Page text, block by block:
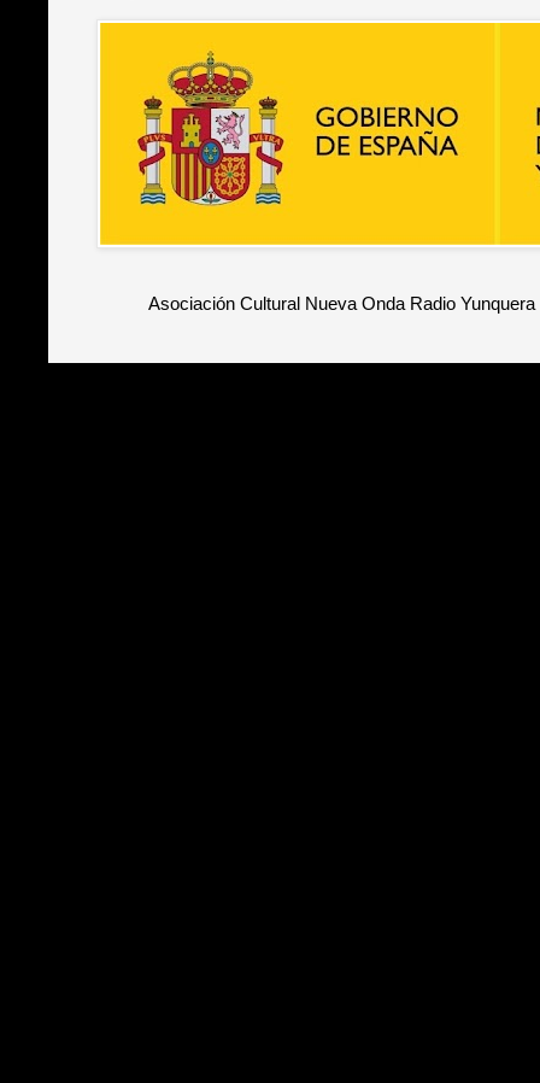
Asociación Cultural Nueva Onda Radio